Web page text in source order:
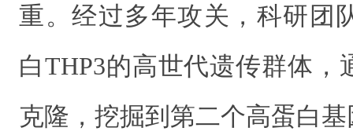
重。 经过多年攻关，科研团
白THP3的高世代遗传群体，
克隆，挖掘到第二个高蛋白基